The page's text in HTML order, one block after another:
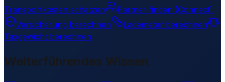
Transportkosten schätzen
Partner finden (Connect)
Versicherung berechnen
Lademeter berechnen
Taxgewicht berechnen
Weiterführendes Wissen